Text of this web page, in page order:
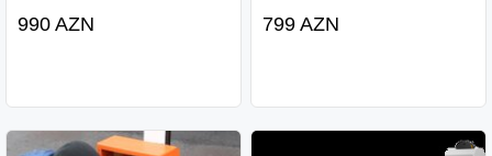
990 AZN 799 AZN